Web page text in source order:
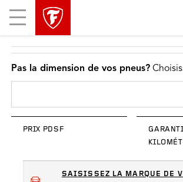
principale
Mobile
Menu
skipped
Pas la dimension de vos pneus?
PRIX PDSF
SAISISSEZ LA MARQUE DE